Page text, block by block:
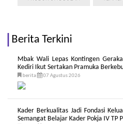
Berita Terkini
Mbak Wali Lepas Kontingen
Kediri Ikut Sertakan Pramuka
berita 07 Agustus 2026
Kader Berkualitas Jadi Fondasi
Semangat Belajar Kader Pokja IV TP